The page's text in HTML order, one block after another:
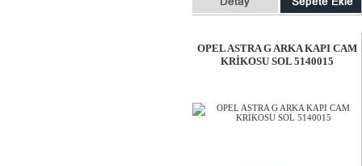
OPEL ASTRA G ARKA KAPI CAM
KRİKOSU SOL 5140015